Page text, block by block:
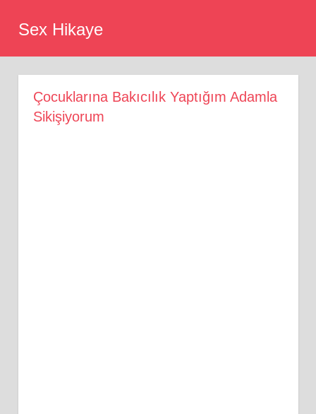
Sex Hikaye
Çocuklarına Bakıcılık Yaptığım Adamla
Sikişiyorum